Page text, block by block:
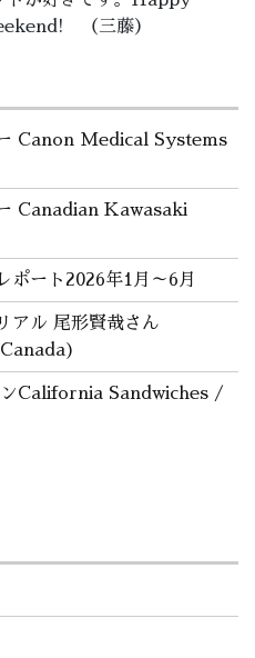
（三藤）
Canon Medical Systems
Canadian Kawasaki
ポート2026年1月～6月
アル 尾形賢哉さん
ンCalifornia Sandwiches /